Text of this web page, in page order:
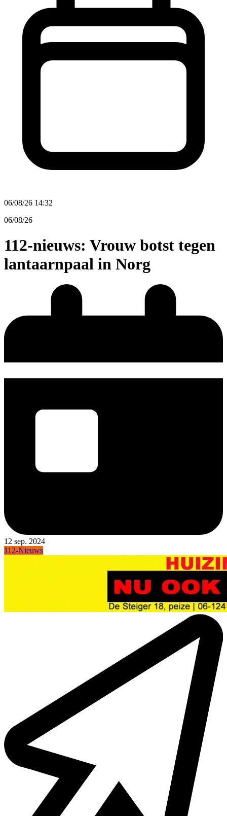
06/08/26 14:32
06/08/26
112-nieuws: Vrouw botst tegen
lantaarnpaal in Norg
12 sep. 2024
112-Nieuws